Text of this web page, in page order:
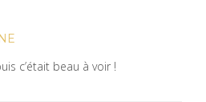
c’était beau à voir !